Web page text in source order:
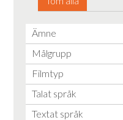
Ämne
Målgrupp
Filmtyp
Talat språk
Textat språk